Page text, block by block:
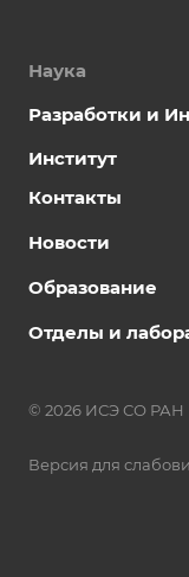
Наука
Разработки и
Институт
Контакты
Новости
Образование
Отделы и
© 2026 ИСЭ СО РАН
Версия для